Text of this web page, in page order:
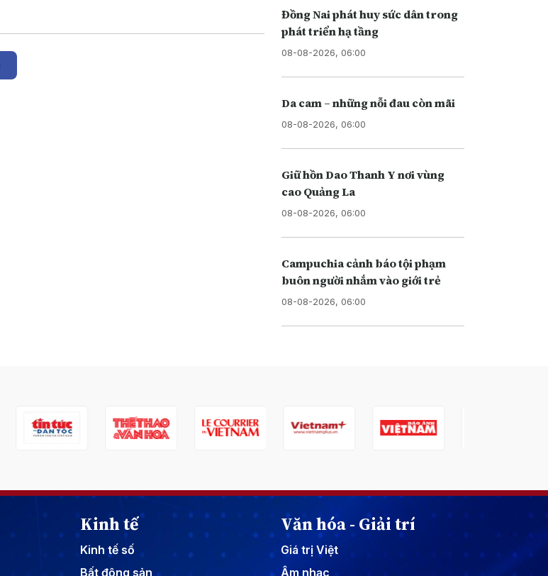
Đồng Nai phát huy sức dân trong
phát triển hạ tầng
08-08-2026, 06:00
Da cam – những nỗi đau còn mãi
08-08-2026, 06:00
Giữ hồn Dao Thanh Y nơi vùng
cao Quảng La
08-08-2026, 06:00
Campuchia cảnh báo tội phạm
buôn người nhắm vào giới trẻ
08-08-2026, 06:00
Kinh tế
Kinh tế số
Bất động sản
Văn hóa - Giải trí
Giá trị Việt
Âm nhạc